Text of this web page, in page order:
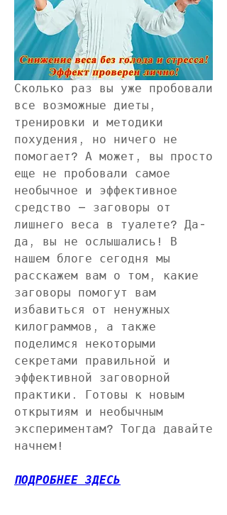
Сколько раз вы уже пробовали
все возможные диеты,
тренировки и методики
похудения, но ничего не
помогает? А может, вы просто
еще не пробовали самое
необычное и эффективное
средство – заговоры от
лишнего веса в туалете? Да-
да, вы не ослышались! В
нашем блоге сегодня мы
расскажем вам о том, какие
заговоры помогут вам
избавиться от ненужных
килограммов, а также
поделимся некоторыми
секретами правильной и
эффективной заговорной
практики. Готовы к новым
открытиям и необычным
экспериментам? Тогда давайте
начнем!
ПОДРОБНЕЕ ЗДЕСЬ